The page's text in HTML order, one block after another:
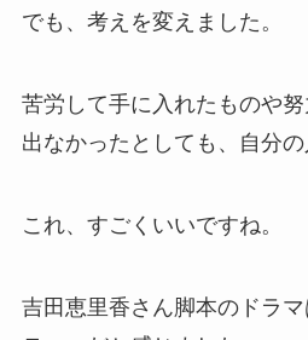
でも、考えを変えました。
苦労して手に入れたものや
出なかったとしても、自分の
これ、すごくいいですね。
吉田恵里香さん脚本のドラ